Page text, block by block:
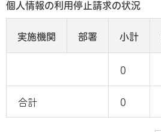
個人情報の利用停止請求の状況
実施機関 部署 小計
0
合計 0